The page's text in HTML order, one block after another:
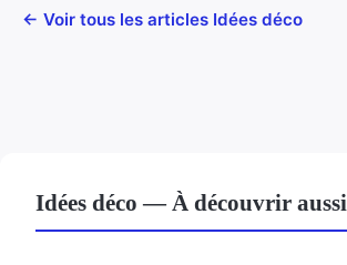
← Voir tous les articles Idées déco
Idées déco — À découvrir aussi